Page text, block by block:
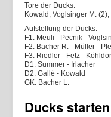
Tore der Ducks:
Kowald, Voglsinger M.
Aufstellung der Ducks:
F1: Meuli - Pecnik -
F2: Bacher R. - Müller -
F3: Riedler - Fetz -
D1: Summer - Irlacher
D2: Gallé - Kowald
GK: Bacher L.
Ducks